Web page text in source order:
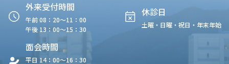
外来受付時間
午前 08：20〜11：00
午後 13：00〜15：30
休診日
土曜・日曜・祝日・年末年始
面会時間
平日 14：00〜16：30